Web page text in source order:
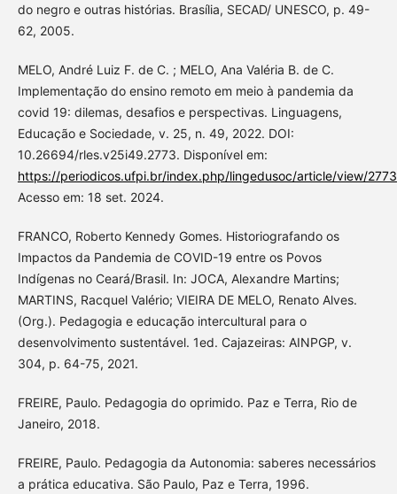
do negro e outras histórias. Brasília, SECAD/ UNESCO, p. 49-
62, 2005.
MELO, André Luiz F. de C. ; MELO, Ana Valéria B. de C.
Implementação do ensino remoto em meio à pandemia da
covid 19: dilemas, desafios e perspectivas. Linguagens,
Educação e Sociedade, v. 25, n. 49, 2022. DOI:
10.26694/rles.v25i49.2773. Disponível em:
https://periodicos.ufpi.br/index.php/lingedusoc/article/view/2773
Acesso em: 18 set. 2024.
FRANCO, Roberto Kennedy Gomes. Historiografando os
Impactos da Pandemia de COVID-19 entre os Povos
Indígenas no Ceará/Brasil. In: JOCA, Alexandre Martins;
MARTINS, Racquel Valério; VIEIRA DE MELO, Renato Alves.
(Org.). Pedagogia e educação intercultural para o
desenvolvimento sustentável. 1ed. Cajazeiras: AINPGP, v.
304, p. 64-75, 2021.
FREIRE, Paulo. Pedagogia do oprimido. Paz e Terra, Rio de
Janeiro, 2018.
FREIRE, Paulo. Pedagogia da Autonomia: saberes necessários
a prática educativa. São Paulo, Paz e Terra, 1996.